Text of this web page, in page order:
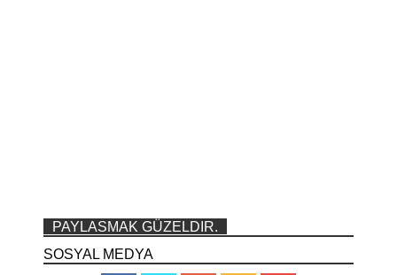
PAYLASMAK GÜZELDIR.
SOSYAL MEDYA